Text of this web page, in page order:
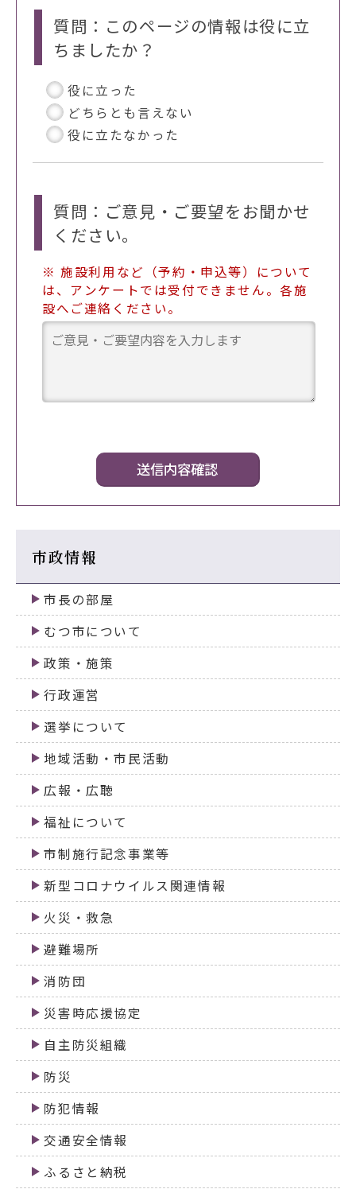
質問：このページの情報は役に立
ちましたか？
役に立った
どちらとも言えない
役に立たなかった
質問：ご意見・ご要望をお聞かせ
ください。
※ 施設利用など（予約・申込等）について
は、アンケートでは受付できません。各施
設へご連絡ください。
市政情報
市長の部屋
むつ市について
政策・施策
行政運営
選挙について
地域活動・市民活動
広報・広聴
福祉について
市制施行記念事業等
新型コロナウイルス関連情報
火災・救急
避難場所
消防団
災害時応援協定
自主防災組織
防災
防犯情報
交通安全情報
ふるさと納税